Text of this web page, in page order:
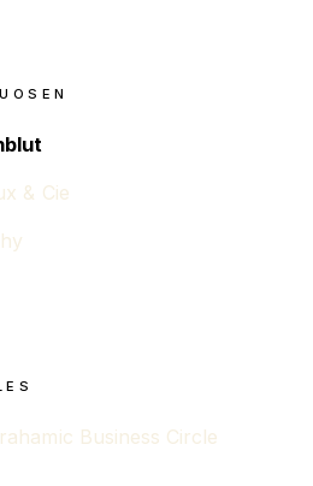
& Cie
Business Circle